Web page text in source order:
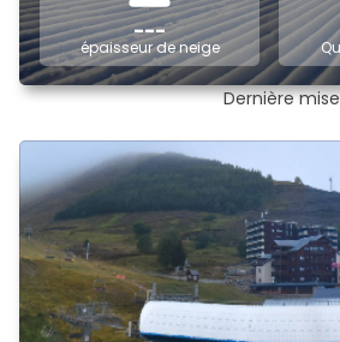
---
épaisseur de neige
Dernière